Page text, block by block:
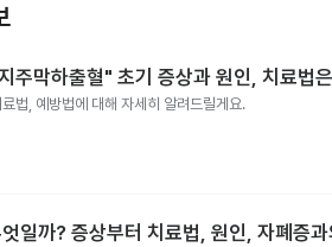
주막하출혈" 초기 증상과 원인, 치료법
법, 예방법에 대해 자세히 알려드릴게요.
일까? 증상부터 치료법, 원인, 자폐증과